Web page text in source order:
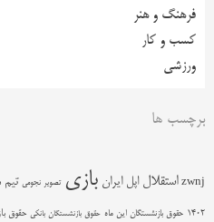
فرهنگ و هنر
کسب و کار
ورزشی
برچسب ها
zwnj استقلال اپل ایران بازی تصویر نجومی تیم
1402 حقوق بازنشستگان این ماه حقوق بازنشستگان بانکی حقوق